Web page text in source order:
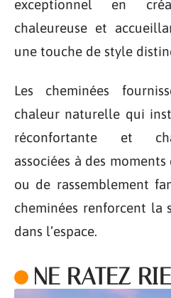
exceptionnel en
chaleureuse et
une touche de style
Les cheminées
chaleur naturelle qui
réconfortante et
associées à des
ou de rassemblement
cheminées renforcent la
dans l’espace.
NE RATEZ